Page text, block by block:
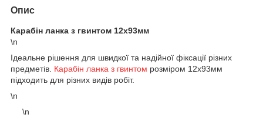
Опис
Карабін ланка з гвинтом 12х93мм
\n
Ідеальне рішення для швидкої та надійної фіксації різних
предметів. Карабін ланка з гвинтом розміром 12х93мм
підходить для різних видів робіт.
\n
\n